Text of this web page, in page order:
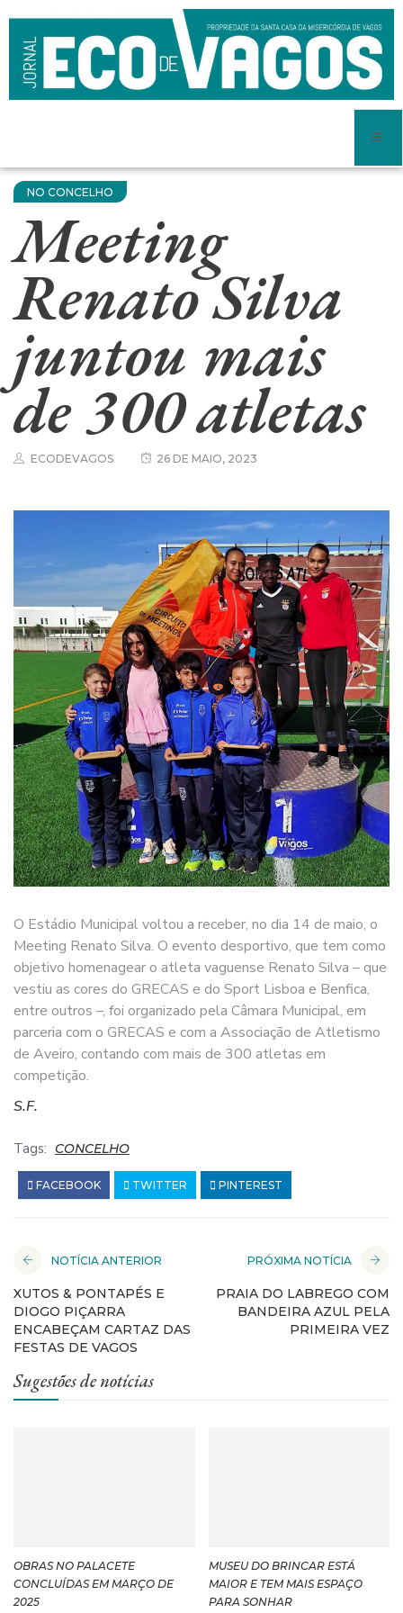
NO CONCELHO
Meeting
Renato Silva
juntou mais
de 300 atletas
ECODEVAGOS 26 DE MAIO, 2023
O Estádio Municipal voltou a receber, no dia 14 de maio, o
Meeting Renato Silva. O evento desportivo, que tem como
objetivo homenagear o atleta vaguense Renato Silva – que
vestiu as cores do GRECAS e do Sport Lisboa e Benfica,
entre outros –, foi organizado pela Câmara Municipal, em
parceria com o GRECAS e com a Associação de Atletismo
de Aveiro, contando com mais de 300 atletas em
competição.
S.F.
Tags: CONCELHO
FACEBOOK TWITTER PINTEREST
NOTÍCIA ANTERIOR
XUTOS & PONTAPÉS E
DIOGO PIÇARRA
ENCABEÇAM CARTAZ DAS
FESTAS DE VAGOS
PRÓXIMA NOTÍCIA
PRAIA DO LABREGO COM
BANDEIRA AZUL PELA
PRIMEIRA VEZ
Sugestões de notícias
OBRAS NO PALACETE
CONCLUÍDAS EM MARÇO DE
2025
MUSEU DO BRINCAR ESTÁ
MAIOR E TEM MAIS ESPAÇO
PARA SONHAR